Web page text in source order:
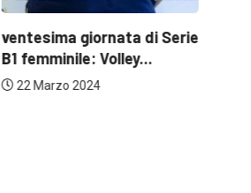
ventesima giornata di Serie
B1 femminile: Volley...
22 Marzo 2024